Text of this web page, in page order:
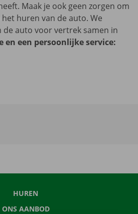
Maak je ook geen zorgen om
huren van de auto. We
de auto voor vertrek samen in
en een persoonlijke service:
HUREN
ONS AANBOD